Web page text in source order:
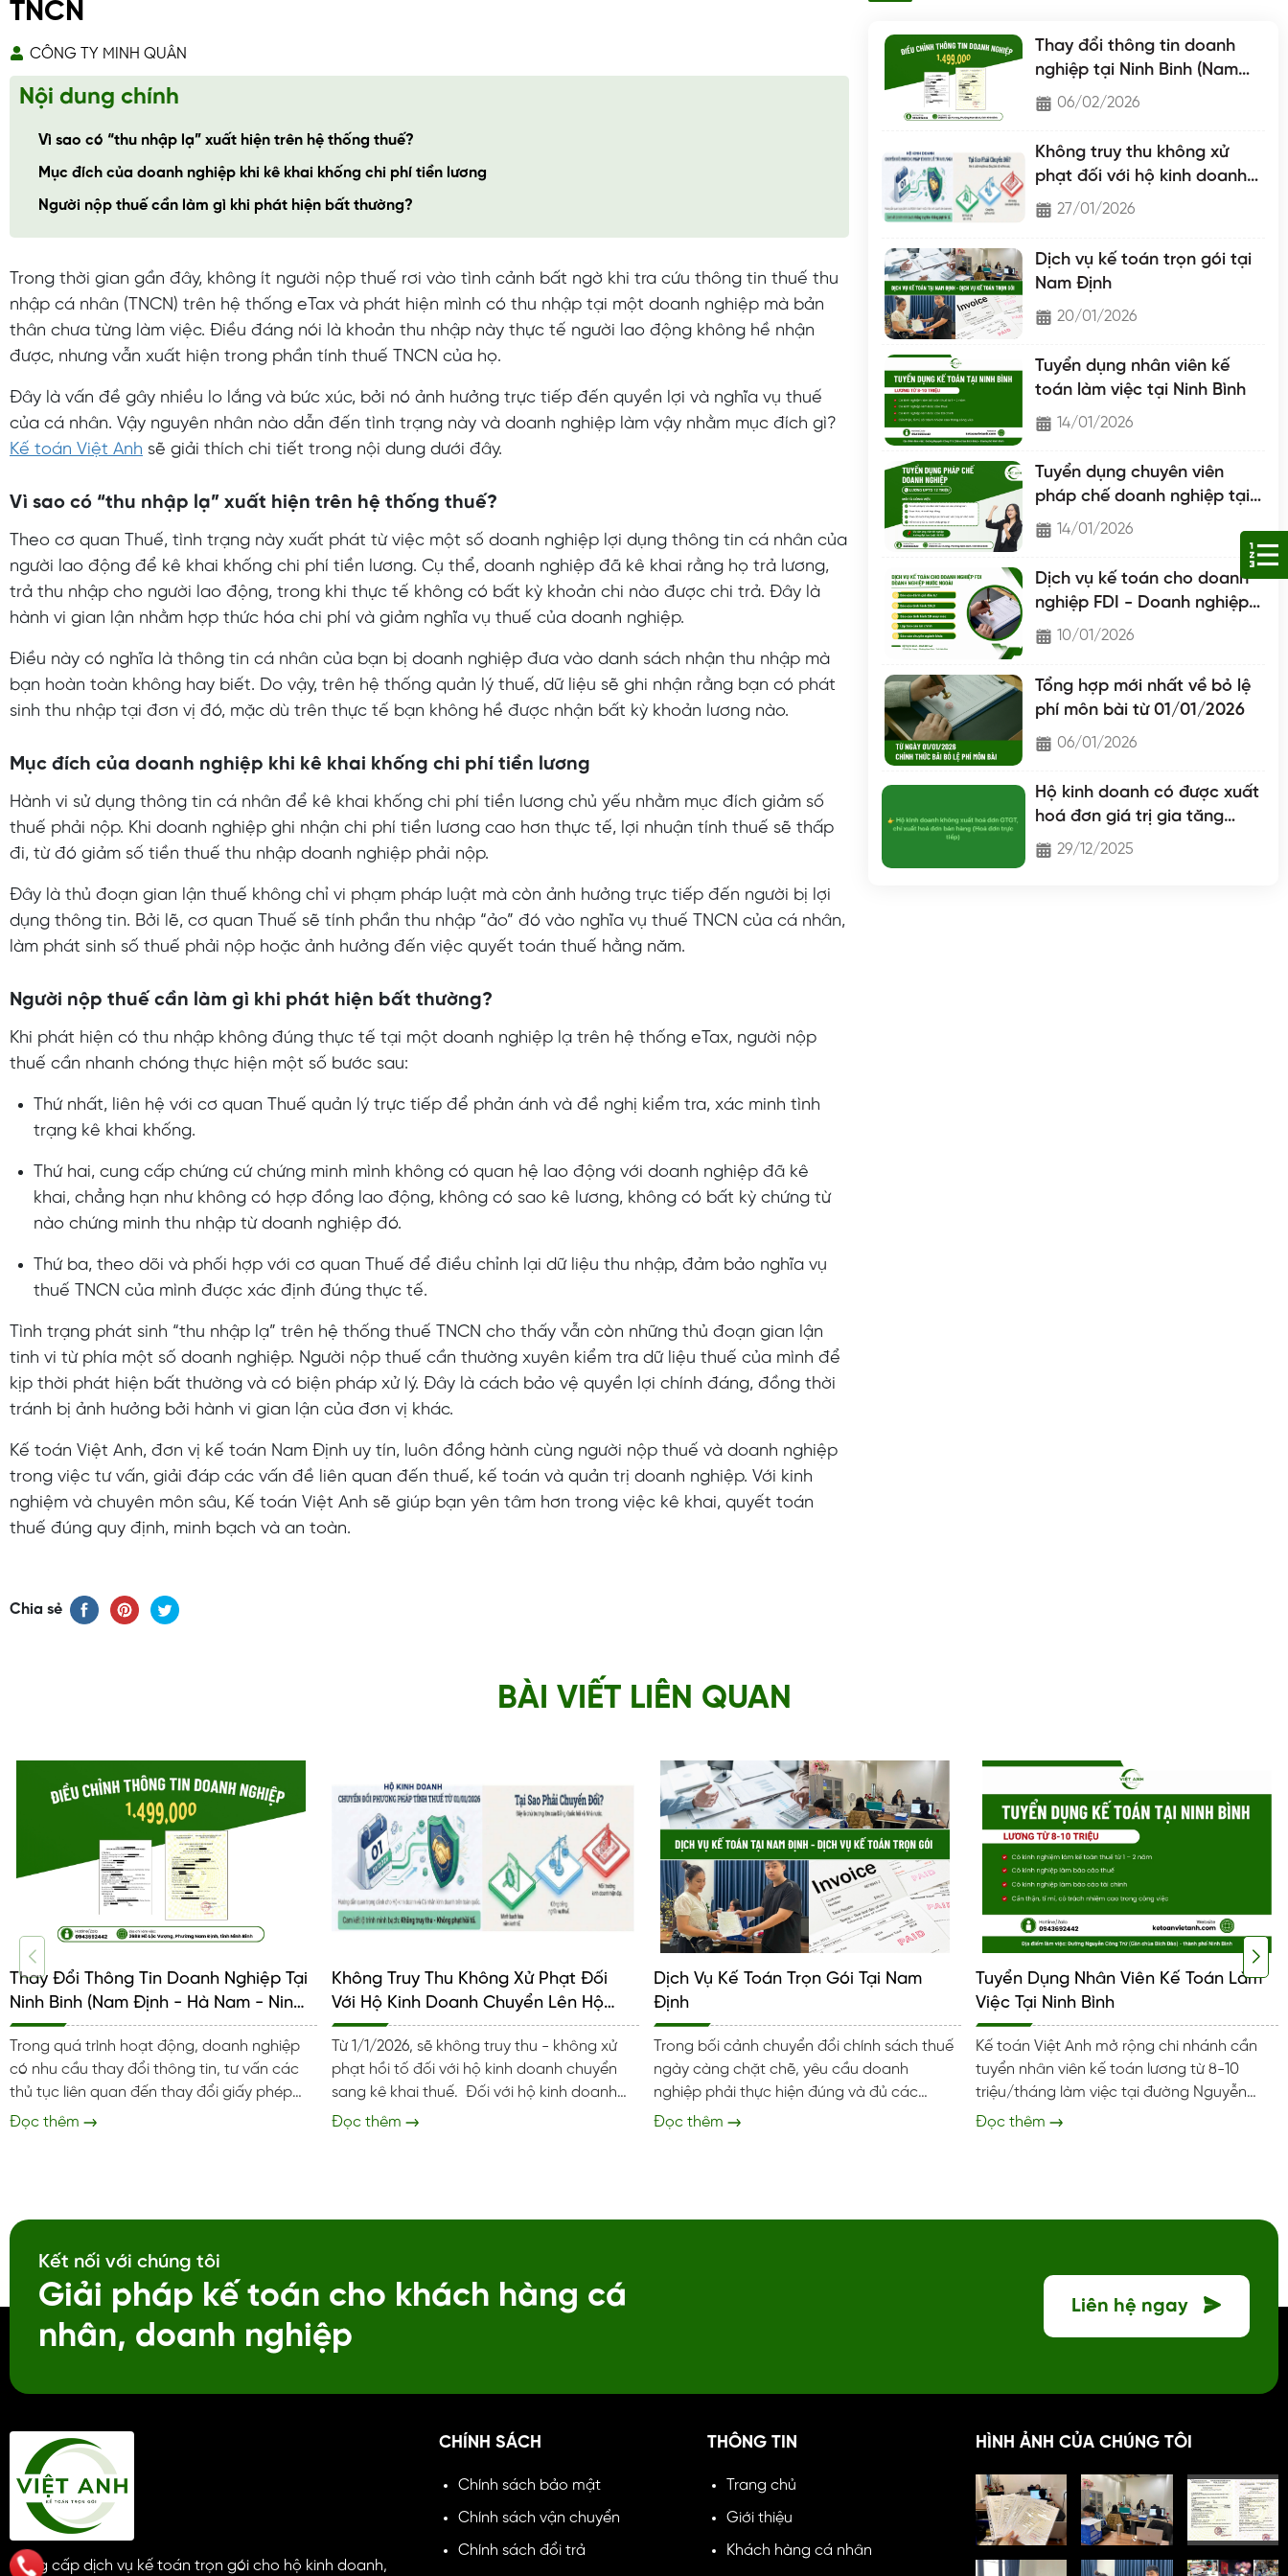
TNCN
CÔNG TY MINH QUÂN
Nội dung chính
Vì sao có “thu nhập lạ” xuất hiện trên hệ thống thuế?
Mục đích của doanh nghiệp khi kê khai khống chi phí tiền lương
Người nộp thuế cần làm gì khi phát hiện bất thường?
Trong thời gian gần đây, không ít người nộp thuế rơi vào tình cảnh bất ngờ khi tra cứu thông tin thuế thu
nhập cá nhân (TNCN) trên hệ thống eTax và phát hiện mình có thu nhập tại một doanh nghiệp mà bản
thân chưa từng làm việc. Điều đáng nói là khoản thu nhập này thực tế người lao động không hề nhận
được, nhưng vẫn xuất hiện trong phần tính thuế TNCN của họ.
Đây là vấn đề gây nhiều lo lắng và bức xúc, bởi nó ảnh hưởng trực tiếp đến quyền lợi và nghĩa vụ thuế
của cá nhân. Vậy nguyên nhân nào dẫn đến tình trạng này và doanh nghiệp làm vậy nhằm mục đích gì?
Kế toán Việt Anh sẽ giải thích chi tiết trong nội dung dưới đây.
Vì sao có “thu nhập lạ” xuất hiện trên hệ thống thuế?
Theo cơ quan Thuế, tình trạng này xuất phát từ việc một số doanh nghiệp lợi dụng thông tin cá nhân của
người lao động để kê khai khống chi phí tiền lương. Cụ thể, doanh nghiệp đã kê khai rằng họ trả lương,
trả thu nhập cho người lao động, trong khi thực tế không có bất kỳ khoản chi nào được chi trả. Đây là
hành vi gian lận nhằm hợp thức hóa chi phí và giảm nghĩa vụ thuế của doanh nghiệp.
Điều này có nghĩa là thông tin cá nhân của bạn bị doanh nghiệp đưa vào danh sách nhận thu nhập mà
bạn hoàn toàn không hay biết. Do vậy, trên hệ thống quản lý thuế, dữ liệu sẽ ghi nhận rằng bạn có phát
sinh thu nhập tại đơn vị đó, mặc dù trên thực tế bạn không hề được nhận bất kỳ khoản lương nào.
Mục đích của doanh nghiệp khi kê khai khống chi phí tiền lương
Hành vi sử dụng thông tin cá nhân để kê khai khống chi phí tiền lương chủ yếu nhằm mục đích giảm số
thuế phải nộp. Khi doanh nghiệp ghi nhận chi phí tiền lương cao hơn thực tế, lợi nhuận tính thuế sẽ thấp
đi, từ đó giảm số tiền thuế thu nhập doanh nghiệp phải nộp.
Đây là thủ đoạn gian lận thuế không chỉ vi phạm pháp luật mà còn ảnh hưởng trực tiếp đến người bị lợi
dụng thông tin. Bởi lẽ, cơ quan Thuế sẽ tính phần thu nhập “ảo” đó vào nghĩa vụ thuế TNCN của cá nhân,
làm phát sinh số thuế phải nộp hoặc ảnh hưởng đến việc quyết toán thuế hằng năm.
Người nộp thuế cần làm gì khi phát hiện bất thường?
Khi phát hiện có thu nhập không đúng thực tế tại một doanh nghiệp lạ trên hệ thống eTax, người nộp
thuế cần nhanh chóng thực hiện một số bước sau:
Thứ nhất, liên hệ với cơ quan Thuế quản lý trực tiếp để phản ánh và đề nghị kiểm tra, xác minh tình
trạng kê khai khống.
Thứ hai, cung cấp chứng cứ chứng minh mình không có quan hệ lao động với doanh nghiệp đã kê
khai, chẳng hạn như không có hợp đồng lao động, không có sao kê lương, không có bất kỳ chứng từ
nào chứng minh thu nhập từ doanh nghiệp đó.
Thứ ba, theo dõi và phối hợp với cơ quan Thuế để điều chỉnh lại dữ liệu thu nhập, đảm bảo nghĩa vụ
thuế TNCN của mình được xác định đúng thực tế.
Tình trạng phát sinh “thu nhập lạ” trên hệ thống thuế TNCN cho thấy vẫn còn những thủ đoạn gian lận
tinh vi từ phía một số doanh nghiệp. Người nộp thuế cần thường xuyên kiểm tra dữ liệu thuế của mình để
kịp thời phát hiện bất thường và có biện pháp xử lý. Đây là cách bảo vệ quyền lợi chính đáng, đồng thời
tránh bị ảnh hưởng bởi hành vi gian lận của đơn vị khác.
Kế toán Việt Anh, đơn vị kế toán Nam Định uy tín, luôn đồng hành cùng người nộp thuế và doanh nghiệp
trong việc tư vấn, giải đáp các vấn đề liên quan đến thuế, kế toán và quản trị doanh nghiệp. Với kinh
nghiệm và chuyên môn sâu, Kế toán Việt Anh sẽ giúp bạn yên tâm hơn trong việc kê khai, quyết toán
thuế đúng quy định, minh bạch và an toàn.
Chia sẻ
Thay đổi thông tin doanh
nghiệp tại Ninh Binh (Nam
Định - Hà Nam - Ninh Binh)
06/02/2026
Không truy thu không xử
phạt đối với hộ kinh doanh
chuyển lên hộ khoán
27/01/2026
Dịch vụ kế toán trọn gói tại
Nam Định
20/01/2026
Tuyển dụng nhân viên kế
toán làm việc tại Ninh Bình
14/01/2026
Tuyển dụng chuyên viên
pháp chế doanh nghiệp tại
Nam Định
14/01/2026
Dịch vụ kế toán cho doanh
nghiệp FDI - Doanh nghiệp
nước ngoài
10/01/2026
Tổng hợp mới nhất về bỏ lệ
phí môn bài từ 01/01/2026
06/01/2026
Hộ kinh doanh có được xuất
hoá đơn giá trị gia tăng
không?
29/12/2025
BÀI VIẾT LIÊN QUAN
Thay Đổi Thông Tin Doanh Nghiệp Tại
Ninh Binh (Nam Định - Hà Nam - Ninh
Binh)
Trong quá trình hoạt động, doanh nghiệp
có nhu cầu thay đổi thông tin, tư vấn các
thủ tục liên quan đến thay đổi giấy phép
kinh doanh. Kế toán Việt Anh luôn sẵn sàng
thay đổi thông tin doanh nghiệp, cấp lại
giấy vàng...
Đọc thêm
Không Truy Thu Không Xử Phạt Đối
Với Hộ Kinh Doanh Chuyển Lên Hộ
Khoán
Từ 1/1/2026, sẽ không truy thu - không xử
phạt hồi tố đối với hộ kinh doanh chuyển
sang kê khai thuế. Đối với hộ kinh doanh
đã được ấn định danh doanh thu và đóng
Đọc thêm
Dịch Vụ Kế Toán Trọn Gói Tại Nam
Định
Trong bối cảnh chuyển đổi chính sách thuế
ngày càng chặt chẽ, yêu cầu doanh
nghiệp phải thực hiện đúng và đủ các
nghĩa vụ. Tuy nhiên, không phải doanh
Đọc thêm
Tuyển Dụng Nhân Viên Kế Toán Làm
Việc Tại Ninh Bình
Kế toán Việt Anh mở rộng chi nhánh cần
tuyển nhân viên kế toán lương từ 8-10
triệu/tháng làm việc tại đường Nguyễn
Công Trứ (Gần chùa Bích Đào), thành phố
thập và tổng hợp dữ...
Đọc thêm
Kết nối với chúng tôi
Giải pháp kế toán cho khách hàng cá
nhân, doanh nghiệp
Liên hệ ngay
Cung cấp dịch vụ kế toán trọn gói cho hộ kinh doanh,
CHÍNH SÁCH
Chính sách bảo mật
Chính sách vận chuyển
Chính sách đổi trả
THÔNG TIN
Trang chủ
Giới thiệu
Khách hàng cá nhân
HÌNH ẢNH CỦA CHÚNG TÔI